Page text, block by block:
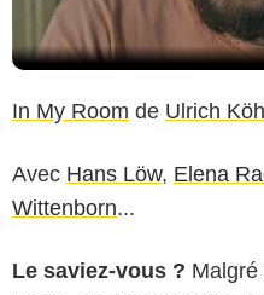
In My Room de Ulrich
Avec Hans Löw, Elena
Wittenborn...
Le saviez-vous ?